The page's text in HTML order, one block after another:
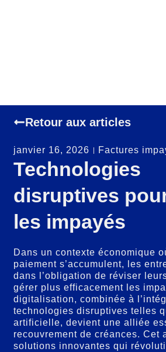
Retour aux articles
janvier 16, 2026 Factures
Technologies
disruptives
les impayés
Dans un contexte économique
paiement s’accumulent, les
dans l’obligation de réviser
gérer plus efficacement les
digitalisation, combinée à
technologies disruptives telles
artificielle, devient une alliée
recouvrement de créances. Cet
solutions innovantes qui